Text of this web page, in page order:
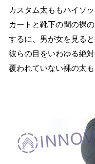
カスタム太ももハイソ
カートと靴下の間の裸
するに、男が女を見る
彼らの目をいわゆる絶
覆われていない裸の太も